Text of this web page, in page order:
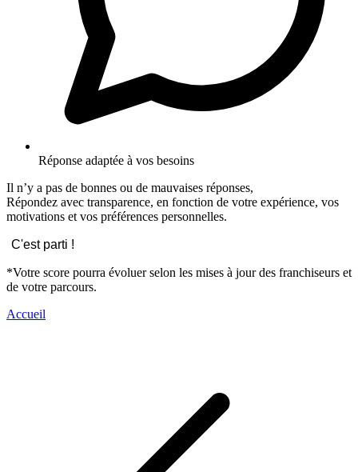
Réponse adaptée à vos besoins
Il n’y a pas de bonnes ou de mauvaises réponses,
Répondez avec transparence, en fonction de votre expérience, vos
motivations et vos préférences personnelles.
C'est parti !
*Votre score pourra évoluer selon les mises à jour des franchiseurs et
de votre parcours.
Accueil